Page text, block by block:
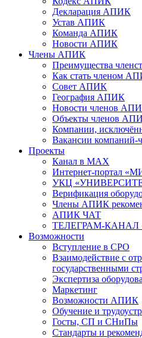
Декларация АПИК
Устав АПИК
Команда АПИК
Новости АПИК
Члены АПИК
Преимущества
Как стать членом
Совет АПИК
География АПИК
Новости членов
Объекты членов
Компании,
Вакансии
Проекты
Канал в MAX
Интернет-портал
УКЦ
Верификация
Члены АПИК
АПИК ЧАТ
ТЕЛЕГРАМ-КАНАЛ
Возможности
Вступление в СРО
Взаимодействие с
государственными
Экспертиза
Маркетинг
Возможности АПИК
Обучение и
Госты, СП и СНиПы
Стандарты и